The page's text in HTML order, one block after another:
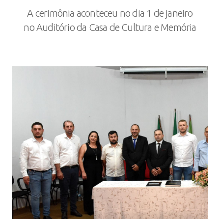
A cerimônia aconteceu no dia 1 de janeiro
no Auditório da Casa de Cultura e Memória